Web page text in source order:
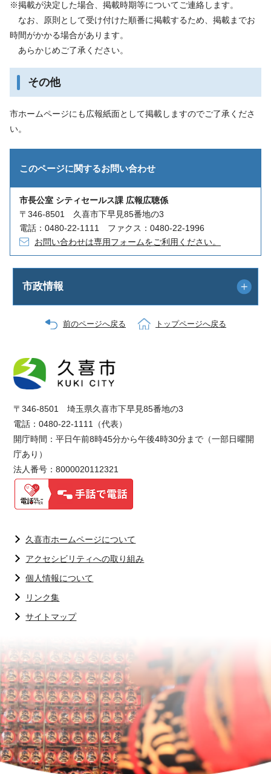
※掲載が決定した場合、掲載時期等についてご連絡します。
なお、原則として受け付けた順番に掲載するため、掲載までお
時間がかかる場合があります。
あらかじめご了承ください。
その他
市ホームページにも広報紙面として掲載しますのでご了承くださ
い。
このページに関するお問い合わせ
市長公室 シティセールス課 広報広聴係
〒346-8501 久喜市下早見85番地の3
電話：0480-22-1111 ファクス：0480-22-1996
お問い合わせは専用フォームをご利用ください。
市政情報
前のページへ戻る トップページへ戻る
〒346-8501 埼玉県久喜市下早見85番地の3
電話：0480-22-1111（代表）
開庁時間：平日午前8時45分から午後4時30分まで（一部日曜開
庁あり）
法人番号：8000020112321
久喜市ホームページについて
アクセシビリティへの取り組み
個人情報について
リンク集
サイトマップ